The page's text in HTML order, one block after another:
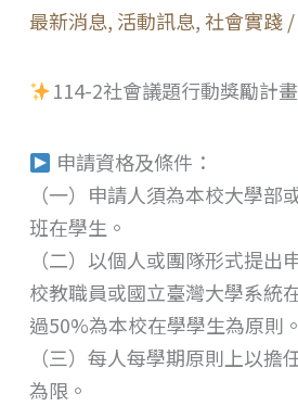
最新消息, 活動訊息,社會實踐/
114-2社會議題行動獎勵計
申請資格及條件：
（一）申請人須為本校大學部
班在學生。
（二）以個人或團隊形式提出
校教職員或國立臺灣大學系統
過50%為本校在學學生為原則。
（三）每人每學期原則上以擔
為限。